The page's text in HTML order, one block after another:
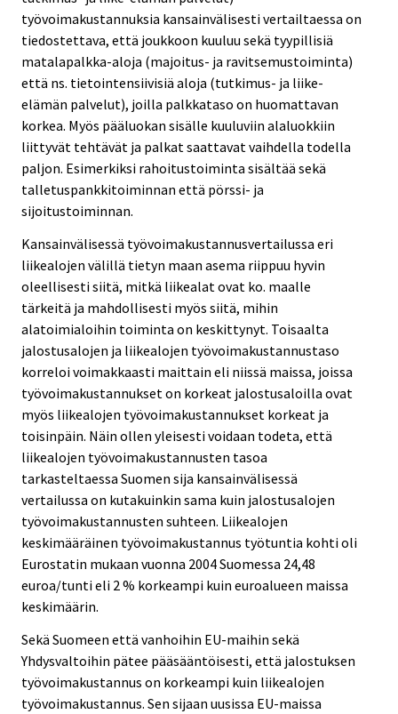
työvoimakustannuksia kansainvälisesti vertailtaessa on
tiedostettava, että joukkoon kuuluu sekä tyypillisiä
matalapalkka-aloja (majoitus- ja ravitsemustoiminta)
että ns. tietointensiivisiä aloja (tutkimus- ja liike-
elämän palvelut), joilla palkkataso on huomattavan
korkea. Myös pääluokan sisälle kuuluviin alaluokkiin
liittyvät tehtävät ja palkat saattavat vaihdella todella
paljon. Esimerkiksi rahoitustoiminta sisältää sekä
talletuspankkitoiminnan että pörssi- ja
sijoitustoiminnan.
Kansainvälisessä työvoimakustannusvertailussa eri
liikealojen välillä tietyn maan asema riippuu hyvin
oleellisesti siitä, mitkä liikealat ovat ko. maalle
tärkeitä ja mahdollisesti myös siitä, mihin
alatoimialoihin toiminta on keskittynyt. Toisaalta
jalostusalojen ja liikealojen työvoimakustannustaso
korreloi voimakkaasti maittain eli niissä maissa, joissa
työvoimakustannukset on korkeat jalostusaloilla ovat
myös liikealojen työvoimakustannukset korkeat ja
toisinpäin. Näin ollen yleisesti voidaan todeta, että
liikealojen työvoimakustannusten tasoa
tarkasteltaessa Suomen sija kansainvälisessä
vertailussa on kutakuinkin sama kuin jalostusalojen
työvoimakustannusten suhteen. Liikealojen
keskimääräinen työvoimakustannus työtuntia kohti oli
Eurostatin mukaan vuonna 2004 Suomessa 24,48
euroa/tunti eli 2 % korkeampi kuin euroalueen maissa
keskimäärin.
Sekä Suomeen että vanhoihin EU-maihin sekä
Yhdysvaltoihin pätee pääsääntöisesti, että jalostuksen
työvoimakustannus on korkeampi kuin liikealojen
työvoimakustannus. Sen sijaan uusissa EU-maissa